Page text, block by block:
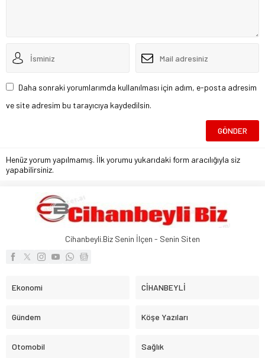
Daha sonraki yorumlarımda kullanılması için adım, e-posta adresim
ve site adresim bu tarayıcıya kaydedilsin.
Henüz yorum yapılmamış. İlk yorumu yukarıdaki form aracılığıyla siz
yapabilirsiniz.
Cihanbeyli.Biz Senin İlçen - Senin Siten
Ekonomi CİHANBEYLİ
Gündem Köşe Yazıları
Otomobil Sağlık